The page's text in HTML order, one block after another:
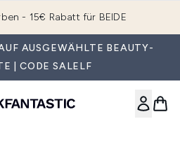
- 15€ Rabatt für BEIDE
AUSGEWÄHLTE BEAUTY-
| CODE SALELF